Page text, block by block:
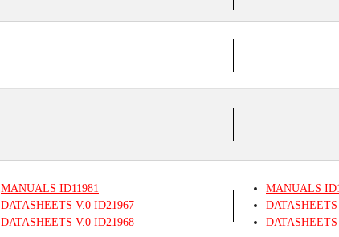
MANUALS ID11981
DATASHEETS V.0 ID21967
DATASHEETS V.0 ID21968
MANUALS
DATASHEETS
DATASHEETS